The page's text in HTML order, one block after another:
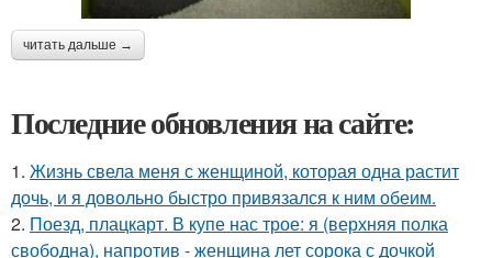
читать дальше →
Последние обновления на сайте:
1. Жизнь свела меня с женщиной, которая одна растит
дочь, и я довольно быстро привязался к ним обеим.
2. Поезд, плацкарт. В купе нас трое: я (верхняя полка
свободна), напротив - женщина лет сорока с дочкой